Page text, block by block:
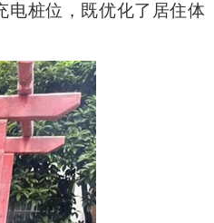
电桩位，既优化了居住体